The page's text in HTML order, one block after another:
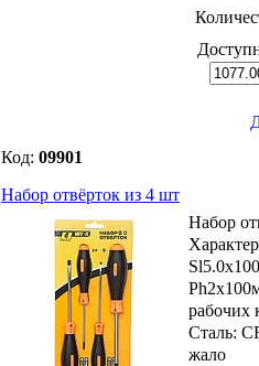
Код: 09901
Набор отвёрток из 4 шт
Набор
рабочих
Сталь:
жало